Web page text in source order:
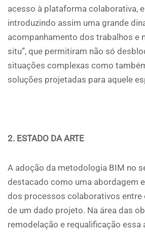
acesso à plataforma colaborativa,
introduzindo assim uma grande
acompanhamento dos trabalhos e
situ”, que permitiram não só
situações complexas como
soluções projetadas para aquele
2. ESTADO DA ARTE
A adoção da metodologia BIM no
destacado como uma abordagem
dos processos colaborativos entre
de um dado projeto. Na área das
remodelação e requalificação